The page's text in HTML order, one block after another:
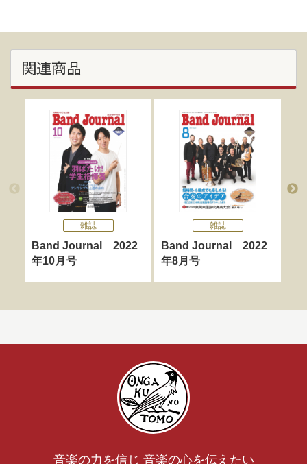
関連商品
雑誌
Band Journal 2022
年10月号
雑誌
Band Journal 2022
年8月号
音楽の力を信じ 音楽の心を伝えたい